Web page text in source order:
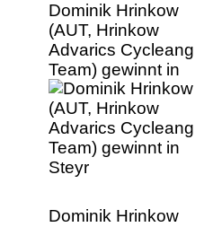
Dominik Hrinkow
(AUT, Hrinkow
Advarics Cycleang
Team) gewinnt in
Steyr
Dominik Hrinkow